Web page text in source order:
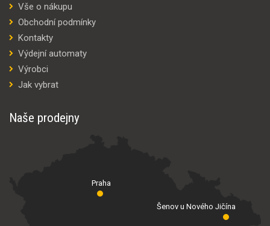
Vše o nákupu
Obchodní podmínky
Kontakty
Výdejní automaty
Výrobci
Jak vybrat
Naše prodejny
Praha
Šenov u Nového Jičína